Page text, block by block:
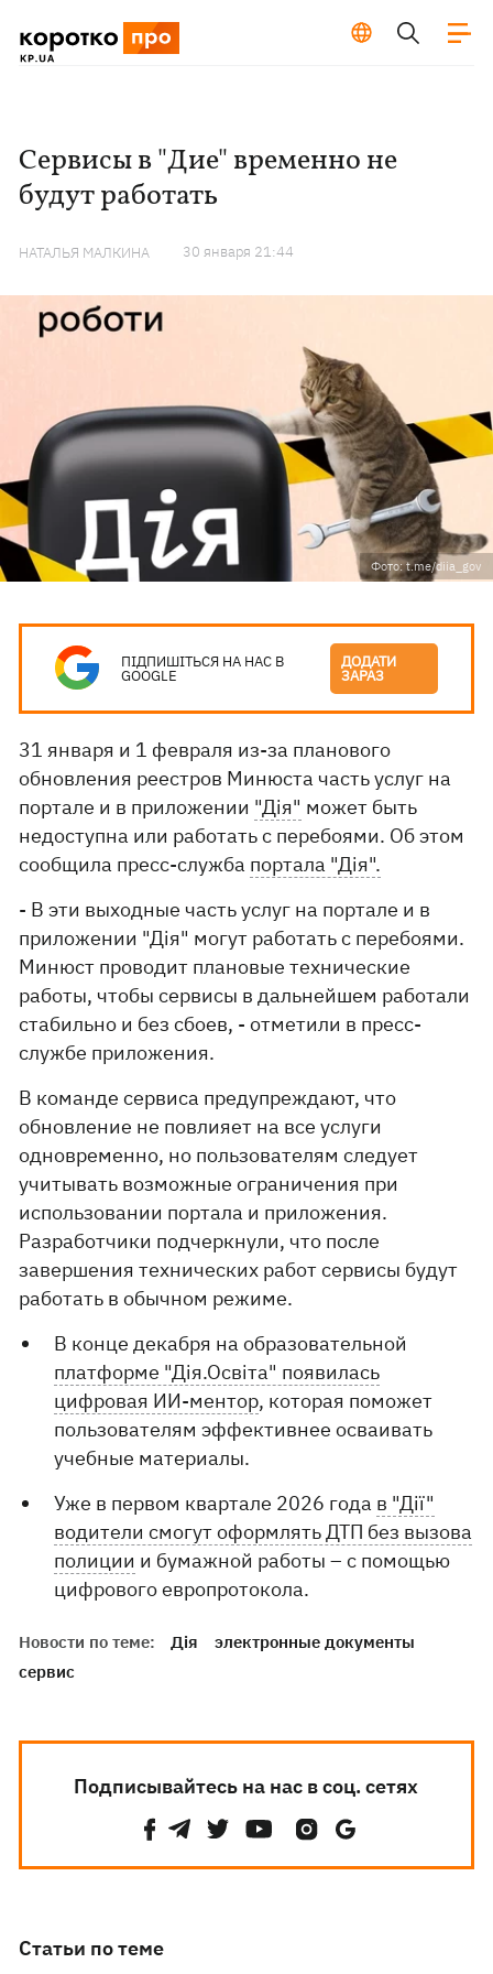
Сервисы в "Дие" временно не
будут работать
НАТАЛЬЯ МАЛКИНА 30 января 21:44
Фото: t.me/diia_gov
ПІДПИШІТЬСЯ НА НАС В
GOOGLE
ДОДАТИ
ЗАРАЗ
31 января и 1 февраля из-за планового
обновления реестров Минюста часть услуг на
портале и в приложении "Дія" может быть
недоступна или работать с перебоями. Об этом
сообщила пресс-служба портала "Дія".
- В эти выходные часть услуг на портале и в
приложении "Дія" могут работать с перебоями.
Минюст проводит плановые технические
работы, чтобы сервисы в дальнейшем работали
стабильно и без сбоев, - отметили в пресс-
службе приложения.
В команде сервиса предупреждают, что
обновление не повлияет на все услуги
одновременно, но пользователям следует
учитывать возможные ограничения при
использовании портала и приложения.
Разработчики подчеркнули, что после
завершения технических работ сервисы будут
работать в обычном режиме.
В конце декабря на образовательной
платформе "Дія.Освіта" появилась
цифровая ИИ-ментор, которая поможет
пользователям эффективнее осваивать
учебные материалы.
Уже в первом квартале 2026 года в "Дії"
водители смогут оформлять ДТП без вызова
полиции и бумажной работы – с помощью
цифрового европротокола.
Новости по теме: Дія
электронные документы
сервис
Подписывайтесь на нас в соц. сетях
Статьи по теме